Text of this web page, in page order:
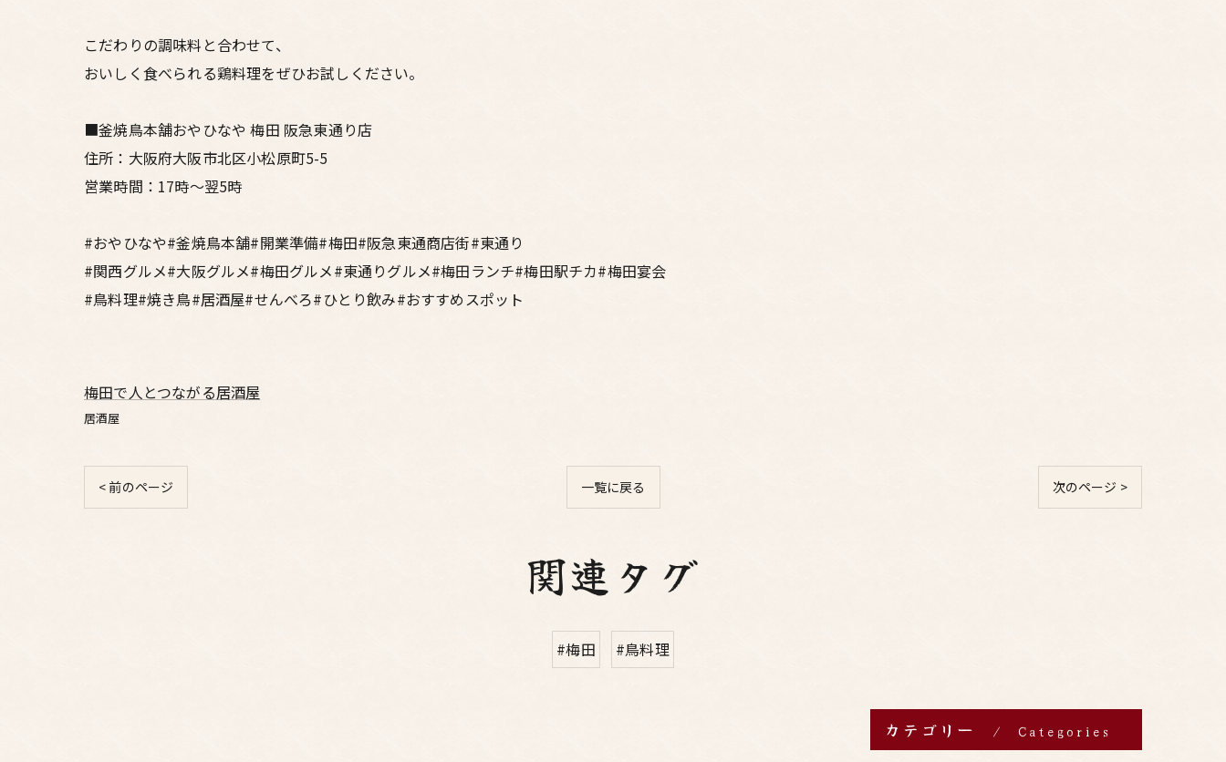
こだわりの調味料と合わせて、
おいしく食べられる鶏料理をぜひお試しください。
■釜焼鳥本舗おやひなや 梅田 阪急東通り店
住所：大阪府大阪市北区小松原町5-5
営業時間：17時～翌5時
#おやひなや#釜焼鳥本舗#開業準備#梅田#阪急東通商店街#東通り
#関西グルメ#大阪グルメ#梅田グルメ#東通りグルメ#梅田ランチ#梅田駅チカ#梅田宴会
#鳥料理#焼き鳥#居酒屋#せんべろ#ひとり飲み#おすすめスポット
梅田で人とつながる居酒屋
居酒屋
< 前のページ 一覧に戻る 次のページ >
関連タグ
#梅田 #鳥料理
カテゴリー Categories